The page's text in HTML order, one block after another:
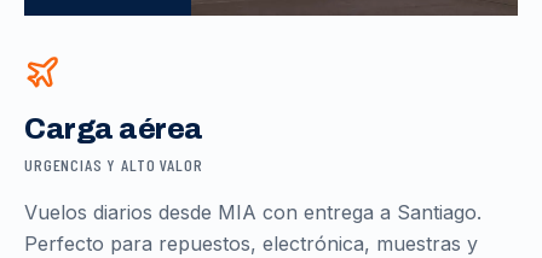
Carga aérea
URGENCIAS Y ALTO VALOR
Vuelos diarios desde MIA con entrega a Santiago.
Perfecto para repuestos, electrónica, muestras y